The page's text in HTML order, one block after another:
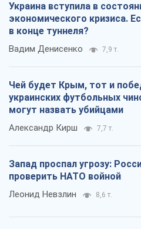
Украина вступила в
экономического кризиса.
в конце туннеля?
Вадим Денисенко 7,9 т.
Чей будет Крым, тот и
украинских футбольных
могут назвать убийцами
Александр Кирш 7,7 т.
Запад проспал угрозу:
проверить НАТО войной
Леонид Невзлин 8,6 т.